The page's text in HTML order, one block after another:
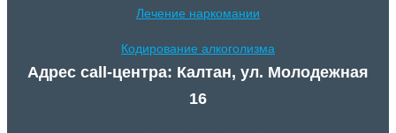
Лечение наркомании
Кодирование алкоголизма
Адрес call-центра: Калтан, ул. Молодежная
16